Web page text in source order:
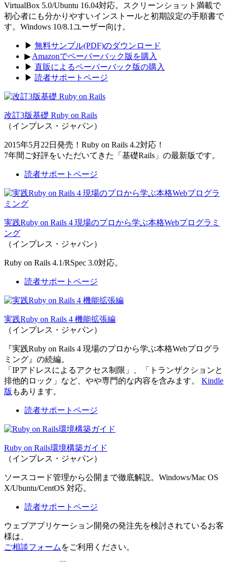
VirtualBox 5.0/Ubuntu 16.04対応。スクリーンショット満載で
初心者にも分かりやすいインストールと初期設定の手順書で
す。Windows 10/8.1ユーザー向け。
▶ 無料サンプル(PDF)のダウンロード
▶ Amazonでペーパーバック版を購入
▶ 直販によるペーパーバック版の購入
▶ 読者サポートページ
改訂3版基礎 Ruby on Rails
（インプレス・ジャパン）
2015年5月22日発売！Ruby on Rails 4.2対応！
7年間ご好評をいただいてきた「基礎Rails」の最新版です。
読者サポートページ
実践Ruby on Rails 4 現場のプロから学ぶ本格Webプログラミ
ング
（インプレス・ジャパン）
Ruby on Rails 4.1/RSpec 3.0対応。
読者サポートページ
実践Ruby on Rails 4 機能拡張編
（インプレス・ジャパン）
『実践Ruby on Rails 4 現場のプロから学ぶ本格Webプログラ
ミング』の続編。
「IPアドレスによるアクセス制限」、「トランザクションと
排他的ロック」など、やや専門的な内容を含みます。 Kindle
版 もあります。
読者サポートページ
Ruby on Rails環境構築ガイド
（インプレス・ジャパン）
ソースコード管理から公開まで徹底解説。Windows/Mac OS
X/Ubuntu/CentOS 対応。
読者サポートページ
ウェブアプリケーション開発の発注先を検討されているお客
様は、
ご相談フォーム をご利用ください。